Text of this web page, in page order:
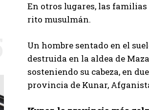
En otros lugares, las
rito musulmán.
Un hombre sentado en el
destruida en la aldea de
sosteniendo su cabeza, en
provincia de Kunar,